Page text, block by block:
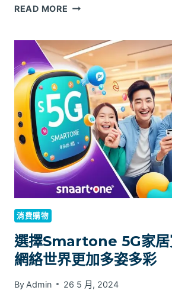
READ MORE CSL
網
絡
安
全
評
估
消費購物
選擇Smartone 5G家居
網絡世界更加多姿多彩
By Admin 26 5 月, 2024